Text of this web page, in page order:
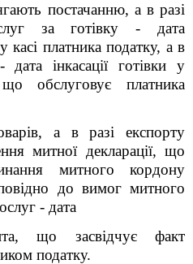
постачанню, а в разі
за готівку - дата
касі платника податку, а в
дата інкасації готівки у
що обслуговує платника
а в разі експорту
митної декларації, що
митного кордону
до вимог митного
- дата
що засвідчує факт
податку.